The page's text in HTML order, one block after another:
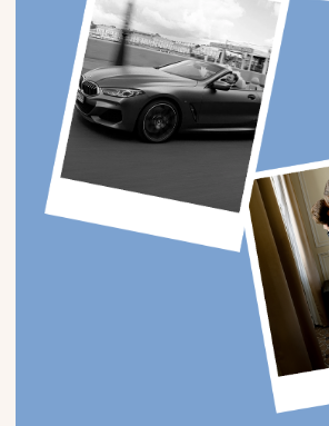
Уже во время банкета ведущий, диджей, русско-
народный и кавказский ансамбль, а также кавер-
группа создали атмосферу праздника, благодаря
которой гости не покидали танцпол с первых